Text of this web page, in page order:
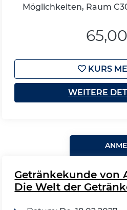
Möglichkeiten, Raum
KURS
WEITERE
Getränkekunde von
Die Welt der